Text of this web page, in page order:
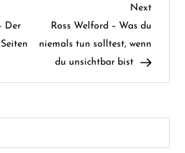
Der
Next
Post
Next
Ross Welford – Was du
niemals tun solltest, wenn
du unsichtbar bist